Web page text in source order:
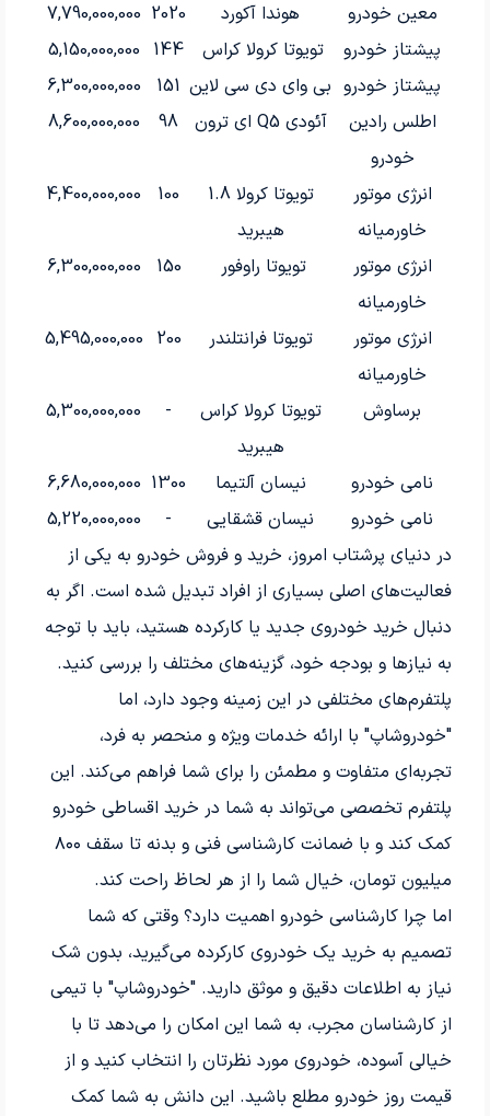
معین خودرو
هوندا آکورد 2020
7,790,000,000
پیشتاز خودرو
تویوتا کرولا کراس 144
5,150,000,000
پیشتاز خودرو بی وای دی سی لاین 151
6,300,000,000
اطلس رادین
خودرو
آئودی Q5 ای ترون 98
8,600,000,000
انرژی موتور
خاورمیانه
تویوتا کرولا 1.8
هیبرید
100
4,400,000,000
انرژی موتور
خاورمیانه
تویوتا راوفور 150
6,300,000,000
انرژی موتور
خاورمیانه
تویوتا فرانتلندر 200
5,495,000,000
برساوش
تویوتا کرولا کراس
هیبرید
-
5,300,000,000
نامی خودرو نیسان آلتیما 1300
6,680,000,000
نامی خودرو
نیسان قشقایی -
5,220,000,000
در دنیای پرشتاب امروز، خرید و فروش خودرو به یکی از
فعالیت‌های اصلی بسیاری از افراد تبدیل شده است. اگر به
دنبال خرید خودروی جدید یا کارکرده هستید، باید با توجه
به نیازها و بودجه خود، گزینه‌های مختلف را بررسی کنید.
پلتفرم‌های مختلفی در این زمینه وجود دارد، اما
"خودروشاپ" با ارائه خدمات ویژه و منحصر به فرد،
تجربه‌ای متفاوت و مطمئن را برای شما فراهم می‌کند. این
پلتفرم تخصصی می‌تواند به شما در خرید اقساطی خودرو
کمک کند و با ضمانت کارشناسی فنی و بدنه تا سقف ۸۰۰
میلیون تومان، خیال شما را از هر لحاظ راحت کند.
اما چرا کارشناسی خودرو اهمیت دارد؟ وقتی که شما
تصمیم به خرید یک خودروی کارکرده می‌گیرید، بدون شک
نیاز به اطلاعات دقیق و موثق دارید. "خودروشاپ" با تیمی
از کارشناسان مجرب، به شما این امکان را می‌دهد تا با
خیالی آسوده، خودروی مورد نظرتان را انتخاب کنید و از
قیمت روز خودرو مطلع باشید. این دانش به شما کمک